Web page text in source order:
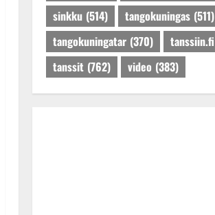
sinkku (514) tangokuningas (511)
tangokuningatar (370) tanssiin.fi
tanssit (762) video (383)